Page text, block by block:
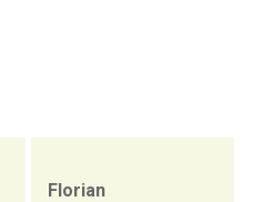
Florian